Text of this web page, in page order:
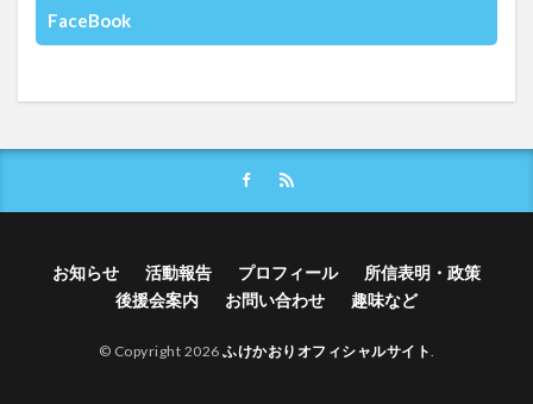
FaceBook
お知らせ 活動報告 プロフィール
所信表明・政策
後援会案内
お問い合わせ 趣味など
© Copyright 2026 ふけかおりオフィシャルサイト.